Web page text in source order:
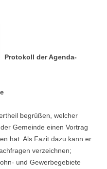
Protokoll der Agenda-
begrüßen, welcher
Gemeinde einen Vortrag
hat. Als Fazit dazu kann er
verzeichnen;
und Gewerbegebiete